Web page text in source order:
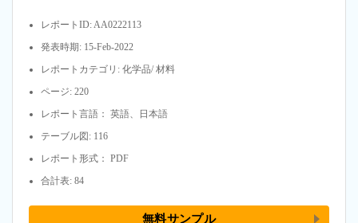
レポートID: AA0222113
発表時期: 15-Feb-2022
レポートカテゴリ: 化学品/ 材料
ページ: 220
レポート言語： 英語、日本語
テーブル図: 116
レポート形式： PDF
合計表: 84
無料サンプル